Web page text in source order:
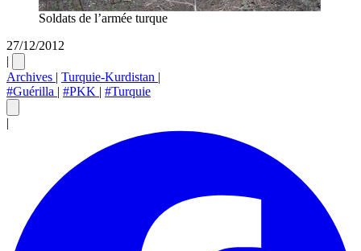
Soldats de l’armée turque
27/12/2012
|
Archives | Turquie-Kurdistan |
#Guérilla | #PKK | #Turquie
|